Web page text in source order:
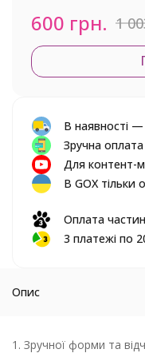
600 грн. 1
В наявності —
Зручна
Для контент-
В GOX тільки
Оплата
3 платежі по
Опис
1. Зручної форми та